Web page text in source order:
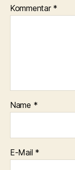
Kommentar *
Name *
E-Mail *